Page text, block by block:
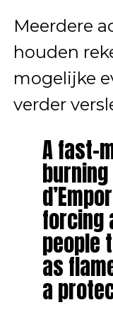
Meerdere
houden
mogelijke
verder
A fast-
forcing
people
as
a